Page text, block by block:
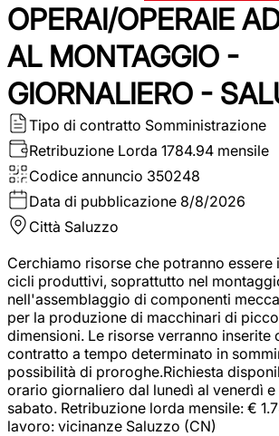
OPERAI/OPERAIE
AL MONTAGGIO -
GIORNALIERO -
Tipo di contratto Somministrazione
Retribuzione Lorda 1784.94 mensile
Codice annuncio 350248
Data di pubblicazione 8/8/2026
Città Saluzzo
Cerchiamo risorse che potranno essere
cicli produttivi, soprattutto nel
nell'assemblaggio di componenti
per la produzione di macchinari di
dimensioni. Le risorse verranno inserite
contratto a tempo determinato in
possibilità di proroghe.Richiesta
orario giornaliero dal lunedì al venerdì e
sabato. Retribuzione lorda mensile: €
lavoro: vicinanze Saluzzo (CN)